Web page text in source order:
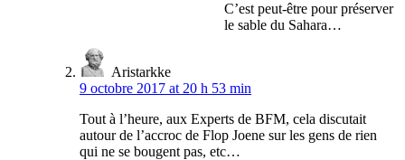
C’est peut-être pour préserver
le sable du Sahara…
Aristarkke
9 octobre 2017 at 20 h 53 min
Tout à l’heure, aux Experts de BFM, cela discutait
autour de l’accroc de Flop Joene sur les gens de rien
qui ne se bougent pas, etc…